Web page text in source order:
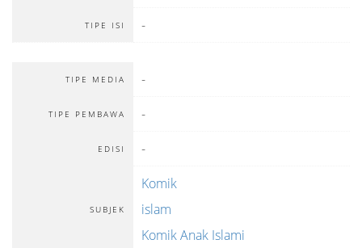
TIPE ISI -
TIPE MEDIA -
TIPE PEMBAWA -
EDISI -
SUBJEK
Komik
islam
Komik Anak Islami